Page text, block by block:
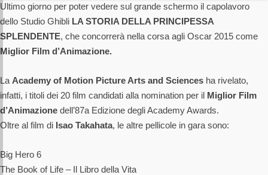
Ultimo giorno per poter vedere sul grande schermo il capolavoro
dello Studio Ghibli LA STORIA DELLA PRINCIPESSA
SPLENDENTE, che concorrerà nella corsa agli Oscar 2015 come
Miglior Film d’Animazione.
La Academy of Motion Picture Arts and Sciences ha rivelato,
infatti, i titoli dei 20 film candidati alla nomination per il Miglior Film
d’Animazione dell’87a Edizione degli Academy Awards.
Oltre al film di Isao Takahata, le altre pellicole in gara sono:
Big Hero 6
The Book of Life – Il Libro della Vita